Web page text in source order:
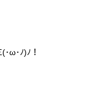
･ω･ﾉ)ﾉ！